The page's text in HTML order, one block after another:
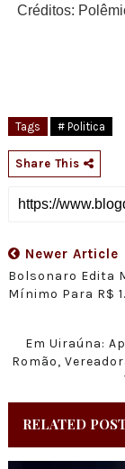
Créditos:
Tags # Politica
Share This
Newer Article
Bolsonaro Edita
Mínimo Para R$
Em Uiraúna:
Romão,
RELATED